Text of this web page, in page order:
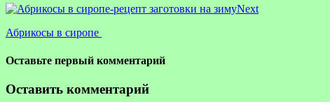
Next
Абрикосы в сиропе
Оставьте первый комментарий
Оставить комментарий